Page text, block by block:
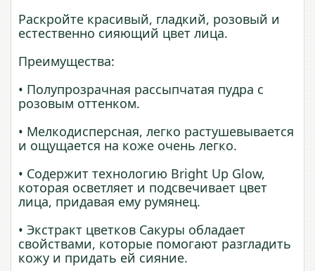
Раскройте красивый, гладкий, розовый и
естественно сияющий цвет лица.
Преимущества:
• Полупрозрачная рассыпчатая пудра с
розовым оттенком.
• Мелкодисперсная, легко растушевывается
и ощущается на коже очень легко.
• Содержит технологию Bright Up Glow,
которая осветляет и подсвечивает цвет
лица, придавая ему румянец.
• Экстракт цветков Сакуры обладает
свойствами, которые помогают разгладить
кожу и придать ей сияние.